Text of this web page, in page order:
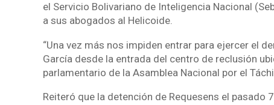
el Servicio Bolivariano de Inteligencia Nacional
a sus abogados al Helicoide.
“Una vez más nos impiden entrar para ejercer el
García desde la entrada del centro de reclusión
parlamentario de la Asamblea Nacional por el
Reiteró que la detención de Requesens el pasado